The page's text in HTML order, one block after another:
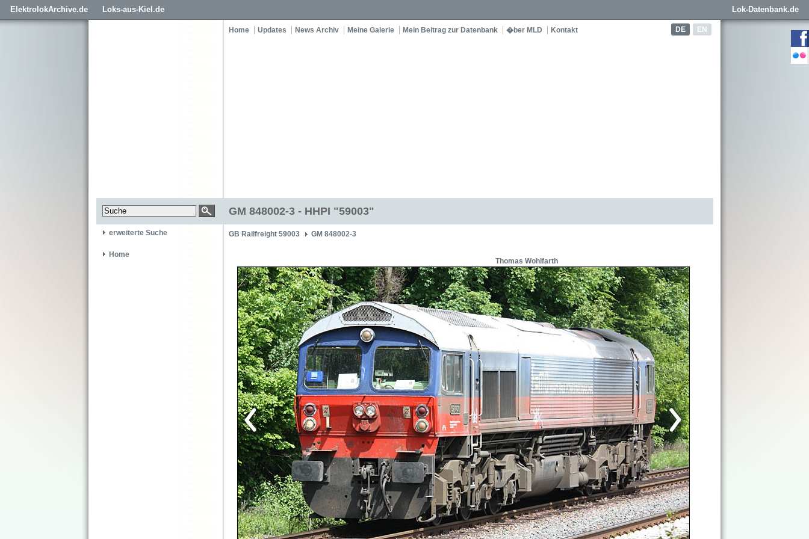
ElektrolokArchive.de Loks-aus-Kiel.de Lok-Datenbank.de
DE EN
Home Updates News Archiv Meine Galerie Mein Beitrag zur Datenbank �ber MLD Kontakt
GM 848002-3 - HHPI "59003"
erweiterte Suche
Home
GB Railfreight 59003 GM 848002-3
Thomas Wohlfarth